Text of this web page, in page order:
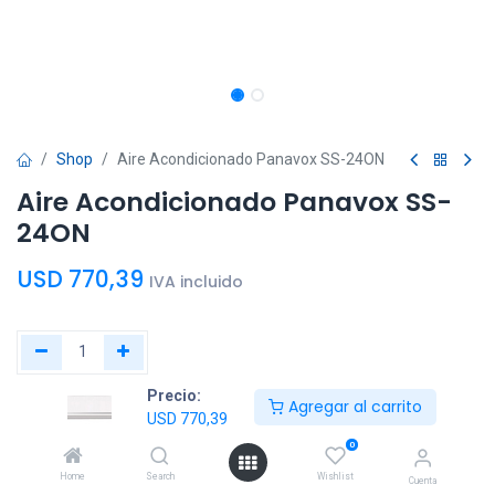
Precio:
USD 770,39
Agregar al carrito
Home Search
0
Wishlist Cuenta
Shop Aire Acondicionado Panavox SS-24ON
Aire Acondicionado Panavox SS-
24ON
USD 770,39 IVA incluido
Agregar al
carrito
Comprar
ahora
Agregar a la lista de deseos